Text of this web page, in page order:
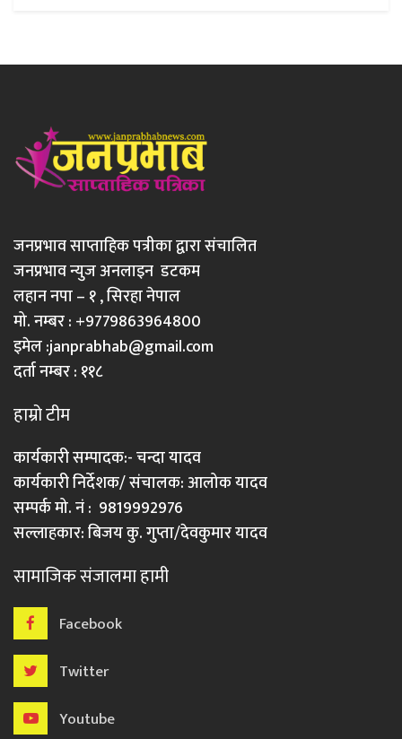
जनप्रभाव साप्ताहिक पत्रीका द्वारा संचालित
जनप्रभाव न्युज अनलाइन डटकम
लहान नपा – १ , सिरहा नेपाल
मो. नम्बर : +9779863964800
इमेल :janprabhab@gmail.com
दर्ता नम्बर : ११८
हाम्रो टीम
कार्यकारी सम्पादक:- चन्दा यादव
कार्यकारी निर्देशक/ संचालक: आलोक यादव
सम्पर्क मो. नं : 9819992976
सल्लाहकार: बिजय कु. गुप्ता/देवकुमार यादव
सामाजिक संजालमा हामी
Facebook
Twitter
Youtube